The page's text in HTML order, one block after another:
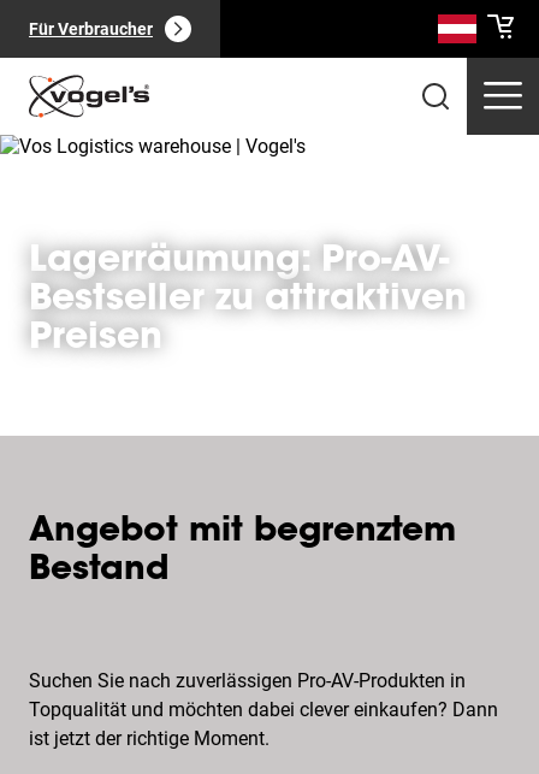
Für Verbraucher
Professionelle Produkte (0):
Lagerräumung: Pro-AV-
Bestseller zu attraktiven
Preisen
Angebot mit begrenztem
Bestand
Suchen Sie nach zuverlässigen Pro-AV-Produkten in
Topqualität und möchten dabei clever einkaufen? Dann
ist jetzt der richtige Moment.